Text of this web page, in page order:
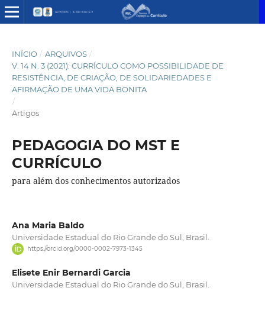
INÍCIO / ARQUIVOS /
V. 14 N. 3 (2021): CURRÍCULO COMO POSSIBILIDADE DE
RESISTÊNCIA, DE CRIAÇÃO, DE SOLIDARIEDADES E
AFIRMAÇÃO DE UMA VIDA BONITA
/
Artigos
PEDAGOGIA DO MST E
CURRÍCULO
para além dos conhecimentos autorizados
Ana Maria Baldo
Universidade Estadual do Rio Grande do Sul, Brasil.
https://orcid.org/0000-0002-7973-1345
Elisete Enir Bernardi Garcia
Universidade Estadual do Rio Grande do Sul, Brasil.